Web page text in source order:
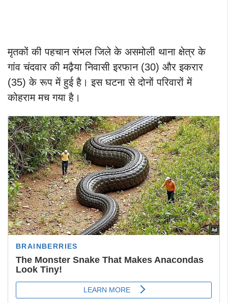
मृतकों की पहचान संभल जिले के असमोली थाना क्षेत्र के
गांव चंदवार की मढ़ैया निवासी इरफान (30) और इकरार
(35) के रूप में हुई है। इस घटना से दोनों परिवारों में
कोहराम मच गया है।